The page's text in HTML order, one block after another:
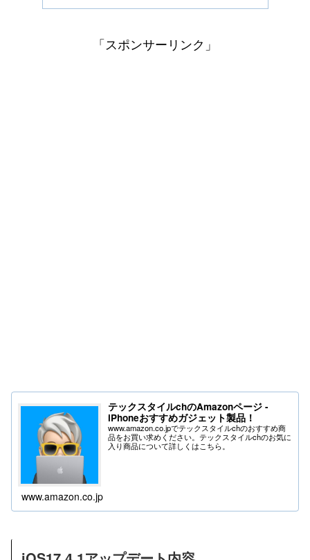
「スポンサーリンク」
テックスタイルchのAmazonページ -
iPhoneおすすめガジェット製品！
www.amazon.co.jpでテックスタイルchのおすすめ商
品をお買い求めください。テックスタイルchのお気に
入り商品について詳しくはこちら。
www.amazon.co.jp